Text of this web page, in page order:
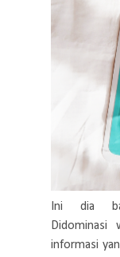
Ini dia
Didominasi
informasi